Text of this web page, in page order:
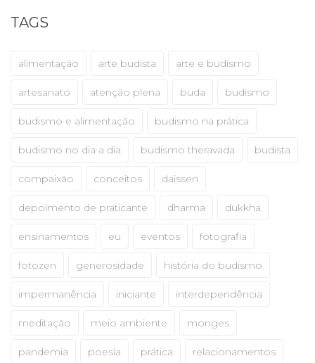
TAGS
alimentação arte budista arte e budismo
artesanato atenção plena buda budismo
budismo e alimentação budismo na prática
budismo no dia a dia budismo theravada budista
compaixão conceitos daissen
depoimento de praticante dharma dukkha
ensinamentos eu eventos fotografia
fotozen generosidade história do budismo
impermanência iniciante interdependência
meditação meio ambiente monges
pandemia poesia prática relacionamentos